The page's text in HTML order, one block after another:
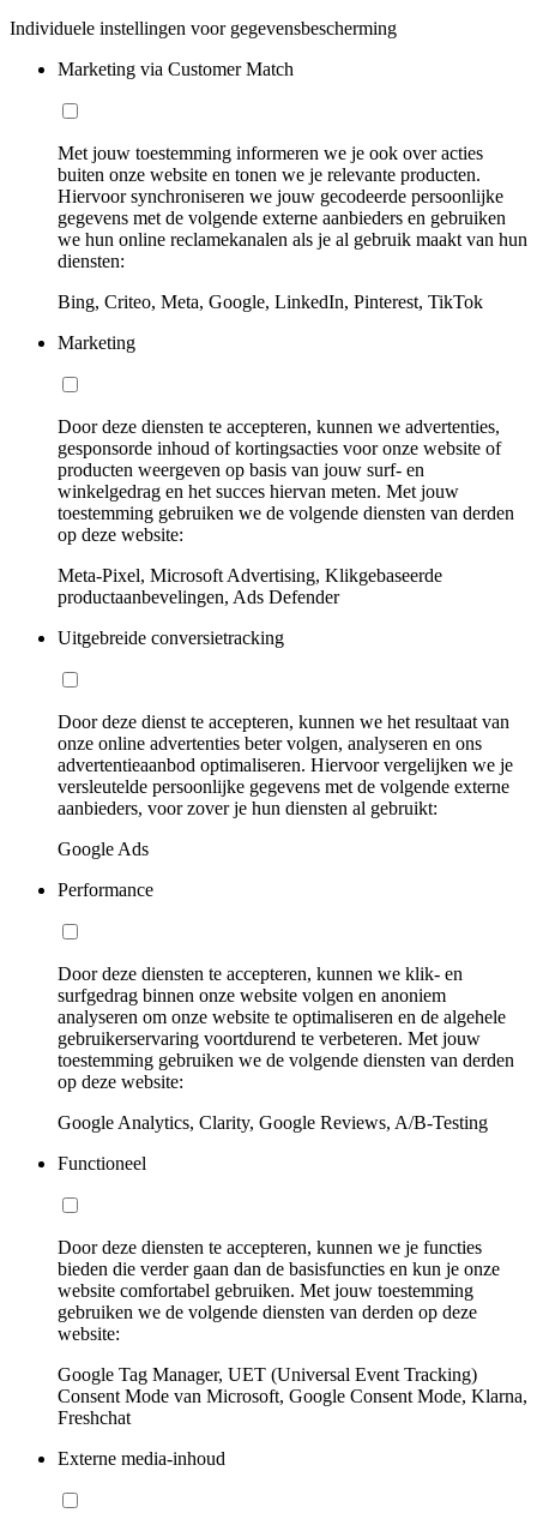
Individuele instellingen voor gegevensbescherming
Marketing via Customer Match
Met jouw toestemming informeren we je ook over acties
buiten onze website en tonen we je relevante producten.
Hiervoor synchroniseren we jouw gecodeerde persoonlijke
gegevens met de volgende externe aanbieders en gebruiken
we hun online reclamekanalen als je al gebruik maakt van hun
diensten:
Bing, Criteo, Meta, Google, LinkedIn, Pinterest, TikTok
Marketing
Door deze diensten te accepteren, kunnen we advertenties,
gesponsorde inhoud of kortingsacties voor onze website of
producten weergeven op basis van jouw surf- en
winkelgedrag en het succes hiervan meten. Met jouw
toestemming gebruiken we de volgende diensten van derden
op deze website:
Meta-Pixel, Microsoft Advertising, Klikgebaseerde
productaanbevelingen, Ads Defender
Uitgebreide conversietracking
Door deze dienst te accepteren, kunnen we het resultaat van
onze online advertenties beter volgen, analyseren en ons
advertentieaanbod optimaliseren. Hiervoor vergelijken we je
versleutelde persoonlijke gegevens met de volgende externe
aanbieders, voor zover je hun diensten al gebruikt:
Google Ads
Performance
Door deze diensten te accepteren, kunnen we klik- en
surfgedrag binnen onze website volgen en anoniem
analyseren om onze website te optimaliseren en de algehele
gebruikerservaring voortdurend te verbeteren. Met jouw
toestemming gebruiken we de volgende diensten van derden
op deze website:
Google Analytics, Clarity, Google Reviews, A/B-Testing
Functioneel
Door deze diensten te accepteren, kunnen we je functies
bieden die verder gaan dan de basisfuncties en kun je onze
website comfortabel gebruiken. Met jouw toestemming
gebruiken we de volgende diensten van derden op deze
website:
Google Tag Manager, UET (Universal Event Tracking)
Consent Mode van Microsoft, Google Consent Mode, Klarna,
Freshchat
Externe media-inhoud